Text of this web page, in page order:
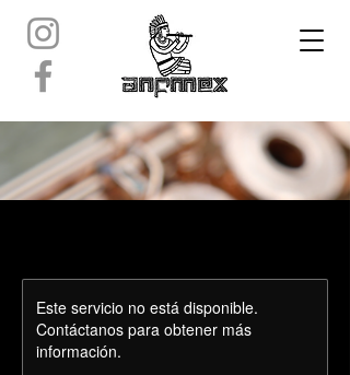
Este servicio no está disponible.
Contáctanos para obtener más
información.